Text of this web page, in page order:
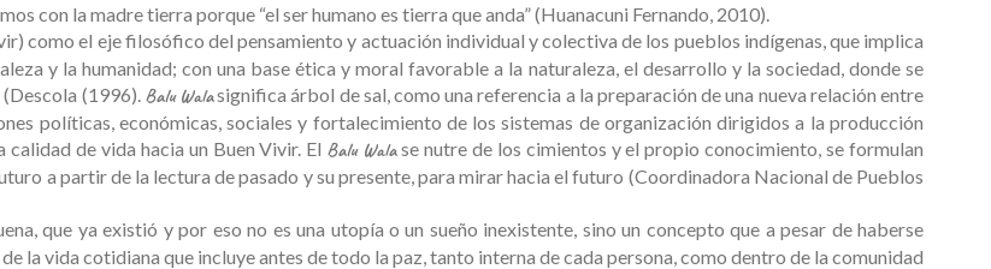
con la madre tierra porque “el ser humano es tierra que anda” (Huanacuni Fernando, 2010).
como el eje filosófico del pensamiento y actuación individual y colectiva de los pueblos indígenas, que implica
y la humanidad; con una base ética y moral favorable a la naturaleza, el desarrollo y la sociedad, donde se
(1996). Balu Walasignifica árbol de sal, como una referencia a la preparación de una nueva relación entre
políticas, económicas, sociales y fortalecimiento de los sistemas de organización dirigidos a la producción
de vida hacia un Buen Vivir. El Balu Walase nutre de los cimientos y el propio conocimiento, se formulan
a partir de la lectura de pasado y su presente, para mirar hacia el futuro (Coordinadora Nacional de Pueblos
que ya existió y por eso no es una utopía o un sueño inexistente, sino un concepto que a pesar de haberse
la vida cotidiana que incluye antes de todo la paz, tanto interna de cada persona, como dentro de la comunidad